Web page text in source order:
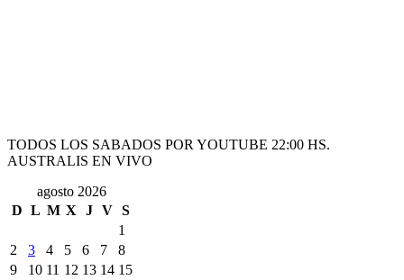
TODOS LOS SABADOS POR YOUTUBE 22:00 HS.
AUSTRALIS EN VIVO
agosto 2026
D L M X J V S
1
2
3 4 5 6 7
8
9
10 11 12 13 14 15